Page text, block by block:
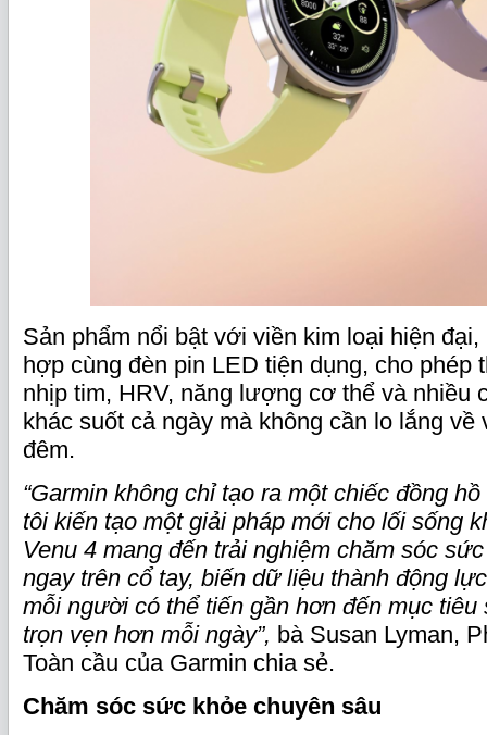
Sản phẩm nổi bật với viền kim loại hiện
hợp cùng đèn pin LED tiện dụng, cho phép
nhịp tim, HRV, năng lượng cơ thể và nhiều
khác suốt cả ngày mà không cần lo lắng về
đêm.
“Garmin không chỉ tạo ra một chiếc đồng
tôi kiến tạo một giải pháp mới cho lối sống
Venu 4 mang đến trải nghiệm chăm sóc
ngay trên cổ tay, biến dữ liệu thành động
mỗi người có thể tiến gần hơn đến mục tiêu
trọn vẹn hơn mỗi ngày”, bà Susan Lyman,
Toàn cầu của Garmin chia sẻ.
Chăm sóc sức khỏe chuyên sâu